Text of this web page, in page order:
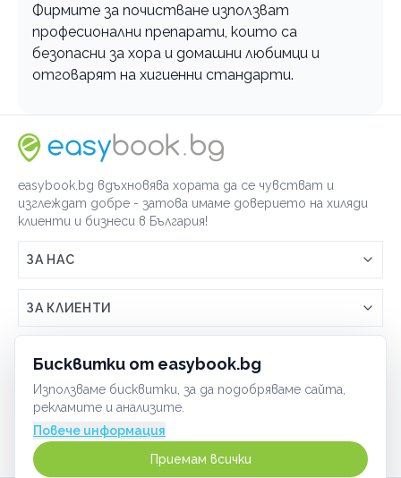
Бисквитки от easybook.bg
Използваме бисквитки, за да подобряваме сайта,
рекламите и анализите.
Повече информация
Приемам всички
Фирмите за почистване използват
професионални препарати, които са
безопасни за хора и домашни любимци и
отговарят на хигиенни стандарти.
easybook.bg вдъхновява хората да се чувстват и
изглеждат добре - затова имаме доверието на хиляди
клиенти и бизнеси в България!
ЗА НАС
Връзка с easybook.bg
Как работи easybook
Често задавани въпроси
ЗА КЛИЕНТИ
Условия за ползване
GDPR политика
Сигурност
ЗА ТЪРГОВЦИ
Включи бизнеса си
Управлявай ефективно с easybook
ОБЩИ
Бисквитки